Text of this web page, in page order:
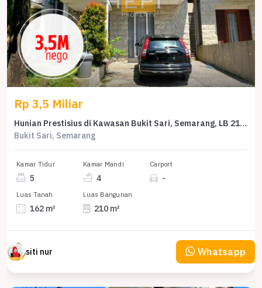
Rp 3,5 Miliar
Hunian Prestisius di Kawasan Bukit Sari, Semarang, LB 210m², Harga 3,5 Miliar
Bukit Sari, Semarang
Kamar Tidur
5
Kamar Mandi
4
Carport
-
Luas Tanah
162 m²
Luas Bangunan
210 m²
siti nur Whatsapp